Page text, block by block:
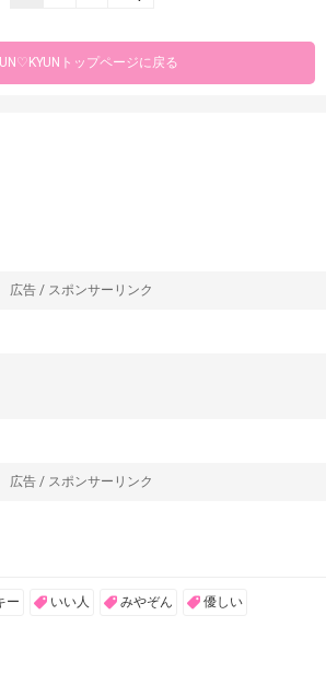
トップページに戻る
広告 / スポンサーリンク
広告 / スポンサーリンク
ー いい人 みやぞん 優しい